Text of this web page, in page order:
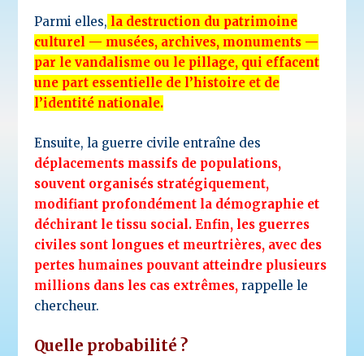
Parmi elles, la destruction du patrimoine
culturel — musées, archives, monuments —
par le vandalisme ou le pillage, qui effacent
une part essentielle de l’histoire et de
l’identité nationale.
Ensuite, la guerre civile entraîne des
déplacements massifs de populations,
souvent organisés stratégiquement,
modifiant profondément la démographie et
déchirant le tissu social. Enfin, les guerres
civiles sont longues et meurtrières, avec des
pertes humaines pouvant atteindre plusieurs
millions dans les cas extrêmes, rappelle le
chercheur.
Quelle probabilité ?